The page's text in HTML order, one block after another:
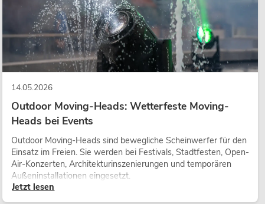
14.05.2026
Outdoor Moving-Heads: Wetterfeste Moving-
Heads bei Events
Outdoor Moving-Heads sind bewegliche Scheinwerfer für den
Einsatz im Freien. Sie werden bei Festivals, Stadtfesten, Open-
Air-Konzerten, Architekturinszenierungen und temporären
Außeninstallationen eingesetzt.
Jetzt lesen